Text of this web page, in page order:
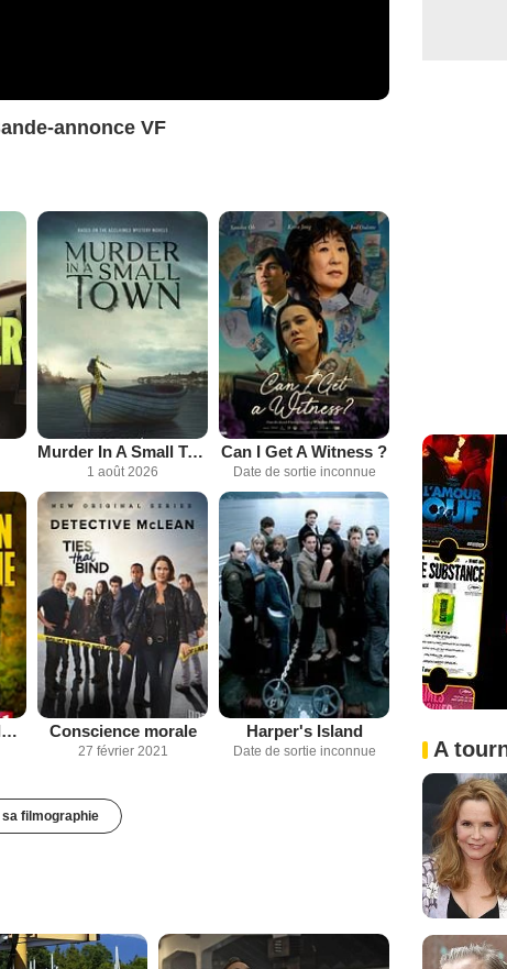
annonce VF
Murder In A Small Town
1 août 2026
Can I Get A Witness ?
Date de sortie inconnue
La disparue de Yellowstone Conscience morale
27 février 2021
Harper's Island
Date de sortie inconnue
sa filmographie
A